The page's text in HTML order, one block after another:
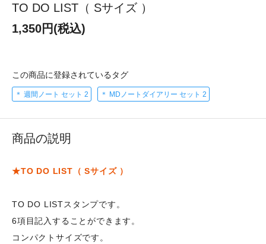
TO DO LIST（ Sサイズ ）
1,350円(税込)
この商品に登録されているタグ
＊ 週間ノート セット 2 ＊ MDノートダイアリー セット 2
商品の説明
★TO DO LIST（ Sサイズ ）
TO DO LISTスタンプです。
6項目記入することができます。
コンパクトサイズです。